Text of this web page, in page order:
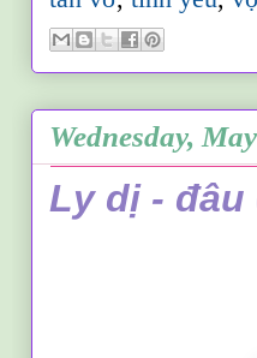
Wednesday,
Ly dị -